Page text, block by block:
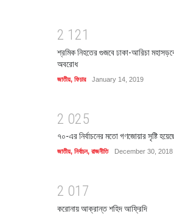
2 1 21
শ্রমিক নিহতের গুজবে ঢাকা-আরিচা
অবরোধ
জাতীয়, ফিচার January 14, 2019
2 025
৭০-এর নির্বাচনের মতো গণজোয়ার সৃষ্টি
জাতীয়, নির্বাচন, রাজনীতি December 30, 2018
2 01 7
করোনায় আক্রান্ত শহিদ আফ্রিদি